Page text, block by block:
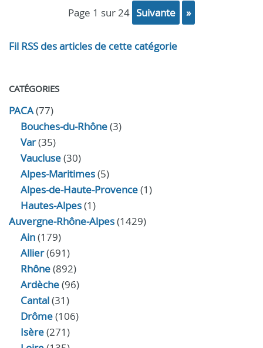
page 1 sur 24 suivante »
Fil RSS des articles de cette catégorie
CATÉGORIES
PACA(77)
Bouches-du-Rhône(3)
Var(35)
Vaucluse(30)
Alpes-Maritimes(5)
Alpes-de-Haute-Provence(1)
Hautes-Alpes(1)
Auvergne-Rhône-Alpes(1429)
Ain(179)
Allier(691)
Rhône(892)
Ardèche(96)
Cantal(31)
Drôme(106)
Isère(271)